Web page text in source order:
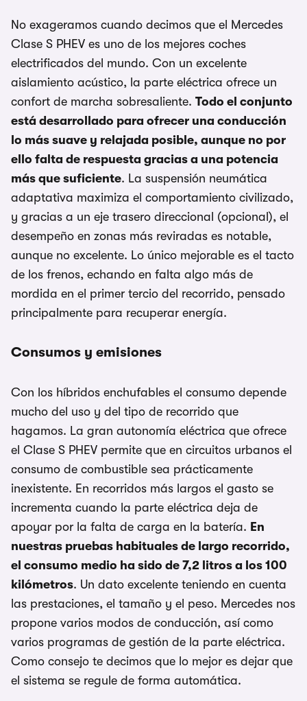
No exageramos cuando decimos que el Mercedes
Clase S PHEV es uno de los mejores coches
electrificados del mundo. Con un excelente
aislamiento acústico, la parte eléctrica ofrece un
confort de marcha sobresaliente. Todo el conjunto
está desarrollado para ofrecer una conducción
lo más suave y relajada posible, aunque no por
ello falta de respuesta gracias a una potencia
más que suficiente. La suspensión neumática
adaptativa maximiza el comportamiento civilizado,
y gracias a un eje trasero direccional (opcional), el
desempeño en zonas más reviradas es notable,
aunque no excelente. Lo único mejorable es el tacto
de los frenos, echando en falta algo más de
mordida en el primer tercio del recorrido, pensado
principalmente para recuperar energía.
Consumos y emisiones
Con los híbridos enchufables el consumo depende
mucho del uso y del tipo de recorrido que
hagamos. La gran autonomía eléctrica que ofrece
el Clase S PHEV permite que en circuitos urbanos el
consumo de combustible sea prácticamente
inexistente. En recorridos más largos el gasto se
incrementa cuando la parte eléctrica deja de
apoyar por la falta de carga en la batería. En
nuestras pruebas habituales de largo recorrido,
el consumo medio ha sido de 7,2 litros a los 100
kilómetros. Un dato excelente teniendo en cuenta
las prestaciones, el tamaño y el peso. Mercedes nos
propone varios modos de conducción, así como
varios programas de gestión de la parte eléctrica.
Como consejo te decimos que lo mejor es dejar que
el sistema se regule de forma automática.